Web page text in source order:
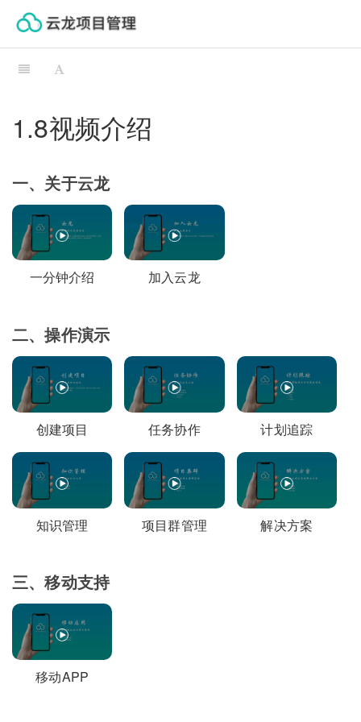
1.8视频介绍
一、关于云龙
一分钟介绍 加入云龙
二、操作演示
创建项目 任务协作 计划追踪
知识管理 项目群管理 解决方案
三、移动支持
移动APP